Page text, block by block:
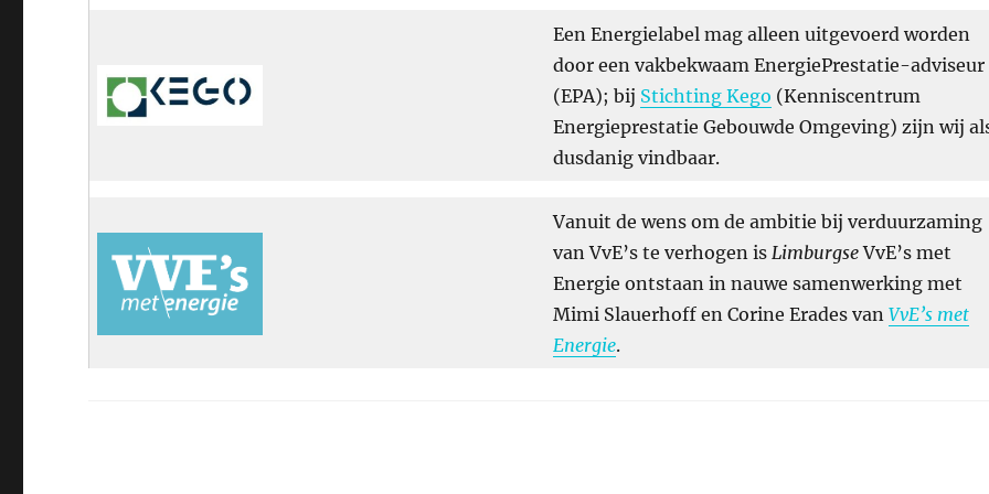
Een Energielabel mag alleen uitgevoerd worden
door een vakbekwaam EnergiePrestatie-adviseur
(EPA); bij Stichting Kego (Kenniscentrum
Energieprestatie Gebouwde Omgeving) zijn wij
dusdanig vindbaar.
Vanuit de wens om de ambitie bij verduurzaming
van VvE’s te verhogen isLimburgseVvE’s met
Energie ontstaan in nauwe samenwerking met
Mimi Slauerhoff en Corine Erades vanVvE’s met
Energie.